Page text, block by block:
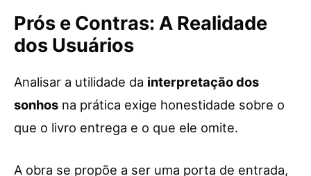
Prós e Contras: A Realidade
dos Usuários
Analisar a utilidade da interpretação dos
sonhos na prática exige honestidade sobre o
que o livro entrega e o que ele omite.
A obra se propõe a ser uma porta de entrada,